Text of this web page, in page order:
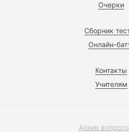
Очерки
Сборник
Онлайн-
Контакты
Учителям
Архив